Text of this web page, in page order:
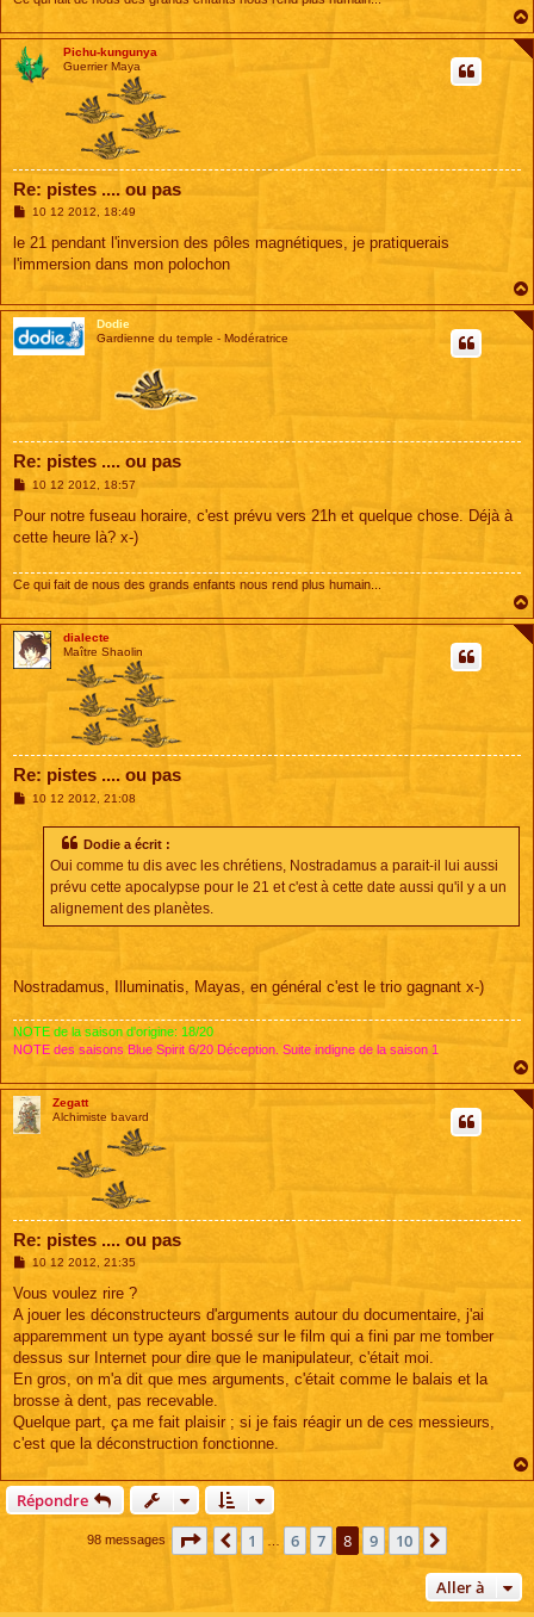
Pichu-kungunya
Guerrier Maya
Re: pistes .... ou pas
M
s
a
10 12 2012, 18:49
le 21 pendant l'inversion des pôles magnétiques, je pratiquerais
l'immersion dans mon polochon
Dodie
Gardienne du temple - Modératrice
Re: pistes .... ou pas
M
s
a
10 12 2012, 18:57
Pour notre fuseau horaire, c'est prévu vers 21h et quelque chose. Déjà à
cette heure là? x-)
Ce qui fait de nous des grands enfants nous rend plus humain...
dialecte
Maître Shaolin
Re: pistes .... ou pas
M10 12 2012, 21:08
Dodie a écrit :
Oui comme tu dis avec les chrétiens, Nostradamus a parait-il lui aussi
prévu cette apocalypse pour le 21 et c'est à cette date aussi qu'il y a un
alignement des planètes.
Nostradamus, Illuminatis, Mayas, en général c'est le trio gagnant x-)
NOTE de la saison d'origine: 18/20
NOTE des saisons Blue Spirit 6/20 Déception. Suite indigne de la saison 1
Zegatt
Alchimiste bavard
Re: pistes .... ou pas
M
s
a
g
e
10 12 2012, 21:35
Vous voulez rire ?
A jouer les déconstructeurs d'arguments autour du documentaire, j'ai
apparemment un type ayant bossé sur le film qui a fini par me tomber
dessus sur Internet pour dire que le manipulateur, c'était moi.
En gros, on m'a dit que mes arguments, c'était comme le balais et la
brosse à dent, pas recevable.
Quelque part, ça me fait plaisir ; si je fais réagir un de ces messieurs,
c'est que la déconstruction fonctionne.
Répondre
98 messages Page sur 10
Précédente
1 … 6 7 8 9 10
Aller à